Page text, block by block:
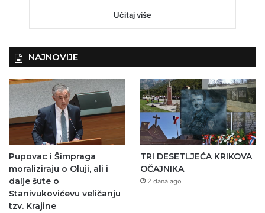
Učitaj više
NAJNOVIJE
Pupovac i Šimpraga
moraliziraju o Oluji, ali i
dalje šute o
Stanivukovićevu veličanju
tzv. Krajine
TRI DESETLJEĆA KRIKOVA
OČAJNIKA
2 dana ago